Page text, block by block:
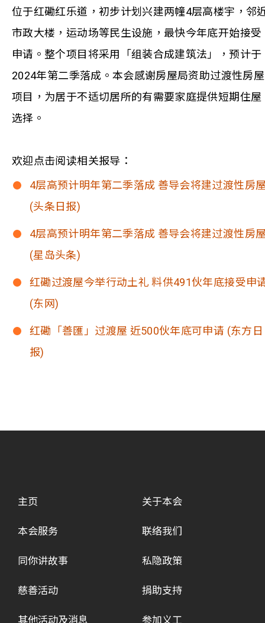
位于红磡红乐道，初步计划兴建两幢4层高楼宇，邻
市政大楼，运动场等民生设施，最快今年底开始接受
申请。整个项目将采用「组装合成建筑法」，预计于
2024年第二季落成。本会感谢房屋局资助过渡性房屋
项目，为居于不适切居所的有需要家庭提供短期住屋
选择。
欢迎点击阅读相关报导：
4层高预计明年第二季落成 善导会将建过渡性房
(头条日报)
4层高预计明年第二季落成 善导会将建过渡性房
(星岛头条)
红磡过渡屋今举行动土礼 料供491伙年底接受申
(东网)
红磡「善匯」过渡屋 近500伙年底可申请 (东方日
报)
主页
本会服务
同你讲故事
慈善活动
其他活动及消息
关于本会
联络我们
私隐政策
捐助支持
参加义工